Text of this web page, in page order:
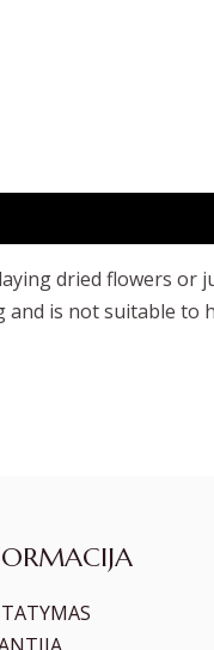
dried flowers or
and is not suitable to